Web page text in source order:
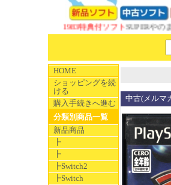
NEW 1983特典付ソフトSUPERやのまん
HOME
ショッピングを続
ける
購入手続きへ進む
分類別商品一覧
新品商品
┣
┣
┣Switch2
┣Switch
中古(メルマ